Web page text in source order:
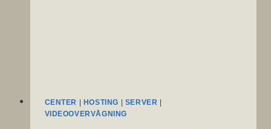
CENTER | HOSTING | SERVER |
VIDEOOVERVÅGNING